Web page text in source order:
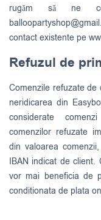
rugăm să ne
contact existente pe
Refuzul de
Comenzile refuzate
neridicarea din
considerate
comenzilor refuzate
din valoarea
IBAN indicat de client.
vor mai beneficia de
conditionata de plata